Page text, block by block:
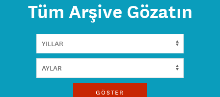
Tüm Arşive Gözatın
GÖSTER